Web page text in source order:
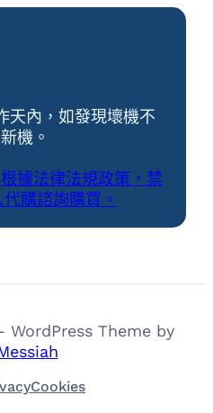
天內，如發現壞機不
機。
據法律法規政策，禁
購諮詢購買。
WordPress Theme by
Cookies